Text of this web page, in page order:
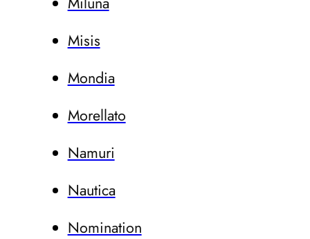
Misis
Mondia
Morellato
Namuri
Nautica
Nomination